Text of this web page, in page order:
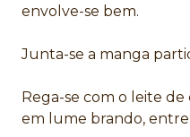
envolve-se bem.
Junta-se a manga
Rega-se com o leite
em lume brando, entre